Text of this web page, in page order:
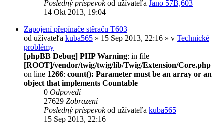
Posledný príspevokod užívateľa Jano 57B,603
14 Okt 2013, 19:04
Zapojení přepínače stěraču T603
od užívateľa kuba565 » 15 Sep 2013, 22:16 » v Technické
problémy
[phpBB Debug] PHP Warning: in file
[ROOT]/vendor/twig/twig/lib/Twig/Extension/Core.php
on line 1266: count(): Parameter must be an array or an
object that implements Countable
0 Odpovedí
27629 Zobrazení
Posledný príspevokod užívateľa kuba565
15 Sep 2013, 22:16